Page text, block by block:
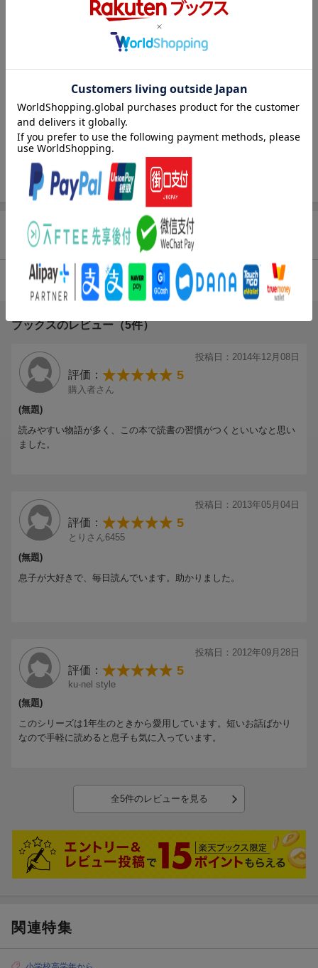
雨ふり山の雨ふらせ天狗 作・さねとうあきら 絵・山口みねやす
冬の熱帯魚 作・長崎夏海 絵・大庭賢哉
太陽 作・八木重吉 絵・ささめやゆき
ブルガリア民話 再話・八百板洋子 絵・篠崎三朗
まほうのナシの木 『聊斎志異』より 訳・小出正吾 絵・たんじあ
きこ
著者情報（「BOOK」データベースより）
木暮正夫（コグレマサオ）
１９３９年群馬県生まれ。著作多数。絵本やノンフィクションも
手がけている。日本児童文学者協会前会長。２００７年没
１９３７年岐阜県生まれ。二十代より童話創作を始める。代表作
『花・ねこ・子犬・しゃぼん玉』（旺文社・児童文芸家協会賞受
賞）『はなのみち』（光村図書・１年国語教科書に掲載）など多
数。日本児童文芸家協会前理事長（本データはこの書籍が刊行さ
れた当時に掲載されていたものです）
商品レビュー（7件）
総合評価： 4.83
ブックスのレビュー（5件）
投稿日：2014年12月08日
評価： 5
購入者さん
(無題)
読みやすい物語が多く、この本で読書の習慣がつくといいなと思い
ました。
投稿日：2013年05月04日
評価： 5
とりさん6455
(無題)
息子が大好きで、毎日読んでいます。助かりました。
投稿日：2012年09月28日
評価： 5
ku-nel style
(無題)
このシリーズは1年生のときから愛用しています。短いお話ばかり
なので手軽に読めると息子も気に入っています。
全5件のレビューを見る
関連特集